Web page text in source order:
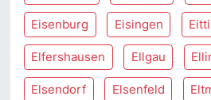
Eisenburg Eisingen
Elfershausen Ellgau
Elsendorf Elsenfeld